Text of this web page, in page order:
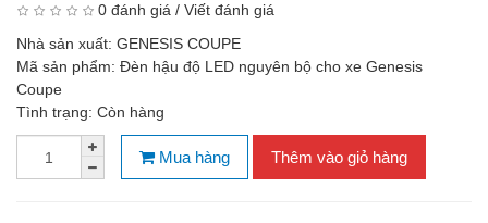
0 đánh giá / Viết đánh giá
Nhà sản xuất: GENESIS COUPE
Mã sản phẩm: Đèn hậu độ LED nguyên bộ cho xe Genesis
Coupe
Tình trạng: Còn hàng
Mua hàng Thêm vào giỏ hàng